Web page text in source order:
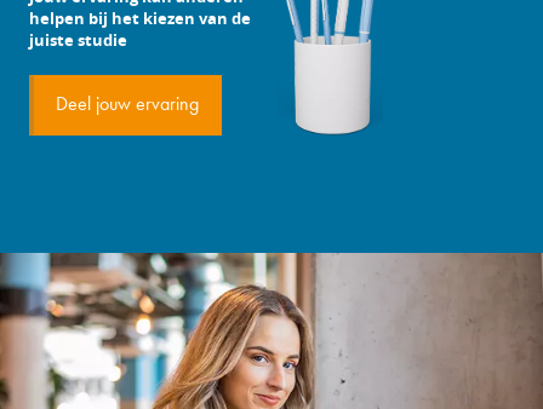
helpen bij het kiezen van de
juiste studie
Deel jouw ervaring